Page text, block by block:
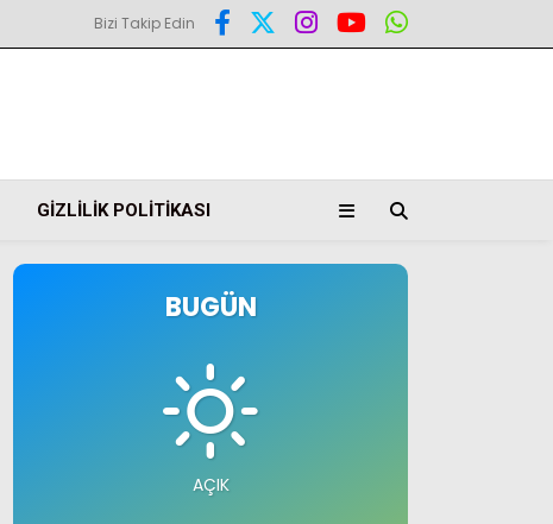
Bizi Takip Edin
GIZLILIK POLITIKASI
BUGÜN
AÇIK